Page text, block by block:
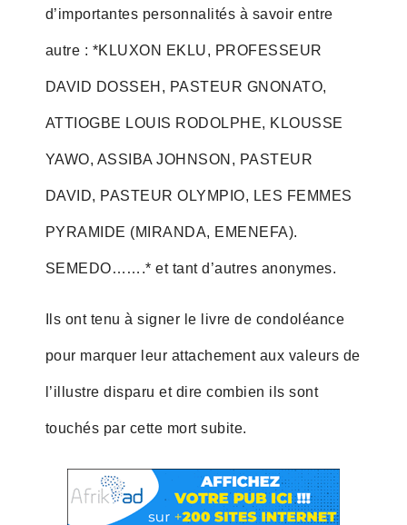
d’importantes personnalités à savoir entre
autre : *KLUXON EKLU, PROFESSEUR
DAVID DOSSEH, PASTEUR GNONATO,
ATTIOGBE LOUIS RODOLPHE, KLOUSSE
YAWO, ASSIBA JOHNSON, PASTEUR
DAVID, PASTEUR OLYMPIO, LES FEMMES
PYRAMIDE (MIRANDA, EMENEFA).
SEMEDO…….* et tant d’autres anonymes.
Ils ont tenu à signer le livre de condoléance
pour marquer leur attachement aux valeurs de
l’illustre disparu et dire combien ils sont
touchés par cette mort subite.